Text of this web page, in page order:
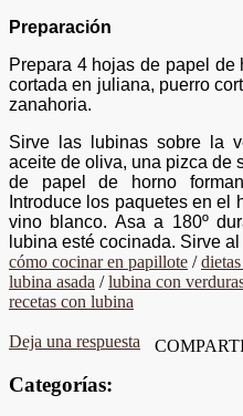
Preparación
Prepara 4 hojas de papel
cortada en juliana, puerro
zanahoria.
Sirve las lubinas sobre la
aceite de oliva, una pizca de
de papel de horno
Introduce los paquetes en el
vino blanco. Asa a 180º
lubina esté cocinada. Sirve
cómo cocinar en papillote /
lubina asada /lubina con
recetas con lubina
Deja una respuesta
Categorías: